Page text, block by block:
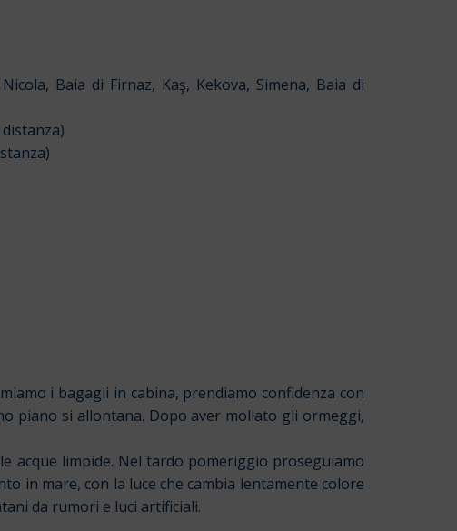
Baia di Firnaz, Kaş, Kekova, Simena, Baia di
i bagagli in cabina, prendiamo confidenza con
piano si allontana. Dopo aver mollato gli ormeggi,
acque limpide. Nel tardo pomeriggio proseguiamo
in mare, con la luce che cambia lentamente colore
da rumori e luci artificiali.